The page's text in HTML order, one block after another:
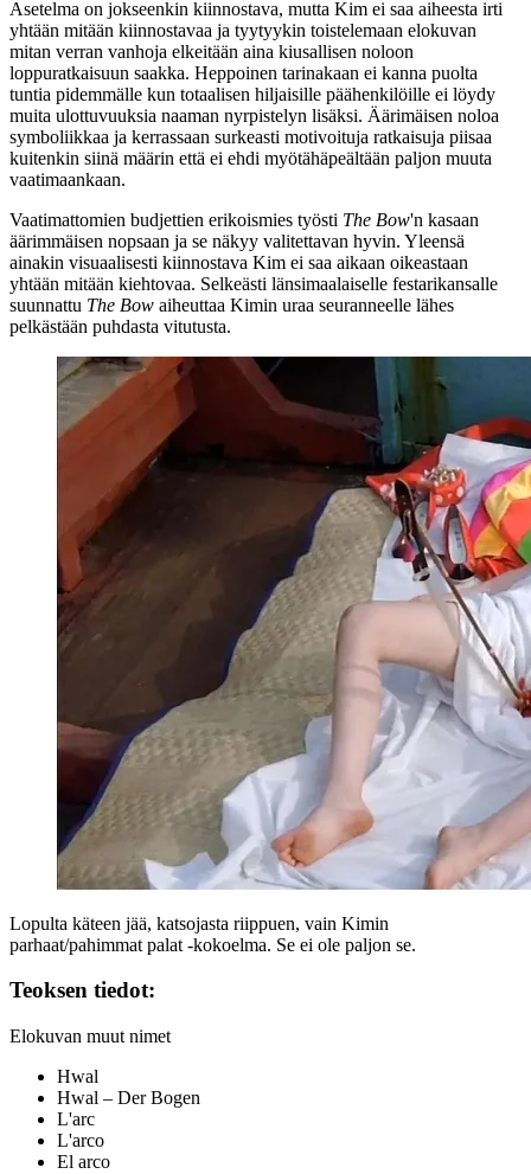
Asetelma on jokseenkin kiinnostava, mutta Kim ei saa aiheesta irti
yhtään mitään kiinnostavaa ja tyytyykin toistelemaan elokuvan
mitan verran vanhoja elkeitään aina kiusallisen noloon
loppuratkaisuun saakka. Heppoinen tarinakaan ei kanna puolta
tuntia pidemmälle kun totaalisen hiljaisille päähenkilöille ei löydy
muita ulottuvuuksia naaman nyrpistelyn lisäksi. Äärimäisen noloa
symboliikkaa ja kerrassaan surkeasti motivoituja ratkaisuja piisaa
kuitenkin siinä määrin että ei ehdi myötähäpeältään paljon muuta
vaatimaankaan.
Vaatimattomien budjettien erikoismies työsti The Bow'n kasaan
äärimmäisen nopsaan ja se näkyy valitettavan hyvin. Yleensä
ainakin visuaalisesti kiinnostava Kim ei saa aikaan oikeastaan
yhtään mitään kiehtovaa. Selkeästi länsimaalaiselle festarikansalle
suunnattu The Bow aiheuttaa Kimin uraa seuranneelle lähes
pelkästään puhdasta vitutusta.
Lopulta käteen jää, katsojasta riippuen, vain Kimin
parhaat/pahimmat palat ‑kokoelma. Se ei ole paljon se.
Teoksen tiedot:
Elokuvan muut nimet
Hwal
Hwal – Der Bogen
L'arc
L'arco
El arco